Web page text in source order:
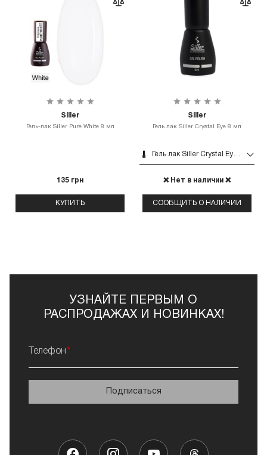
Siller
Гель-лак Siller Pure White 8 мл
135 грн
КУПИТЬ
Siller
Гель лак Siller Crystal Eye 8 мл
Гель лак Siller Crystal Eye 8 мл
❌ Нет в наличии ❌
СООБЩИТЬ О НАЛИЧИИ
УЗНАЙТЕ ПЕРВЫМ О
РАСПРОДАЖАХ И НОВИНКАХ!
Телефон
Подписаться